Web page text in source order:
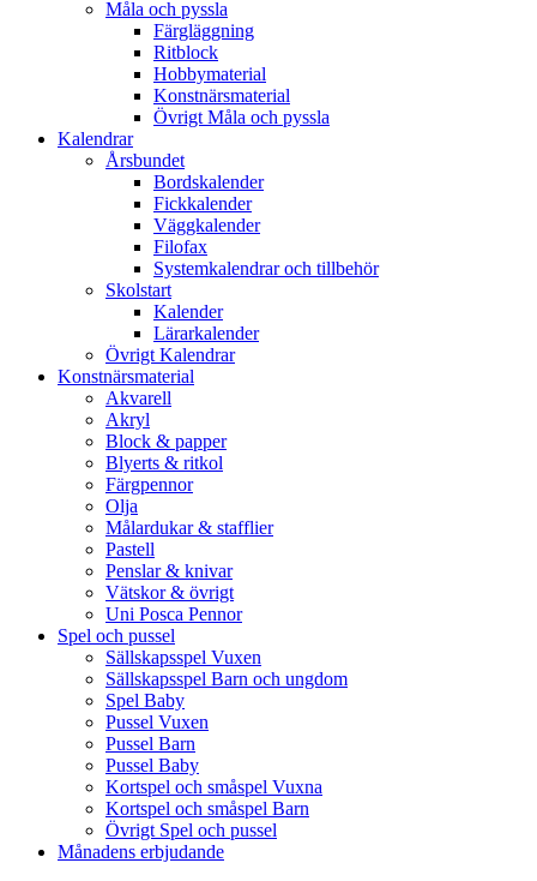
Måla och pyssla
Färgläggning
Ritblock
Hobbymaterial
Konstnärsmaterial
Övrigt Måla och pyssla
Kalendrar
Årsbundet
Bordskalender
Fickkalender
Väggkalender
Filofax
Systemkalendrar och tillbehör
Skolstart
Kalender
Lärarkalender
Övrigt Kalendrar
Konstnärsmaterial
Akvarell
Akryl
Block & papper
Blyerts & ritkol
Färgpennor
Olja
Målardukar & stafflier
Pastell
Penslar & knivar
Vätskor & övrigt
Uni Posca Pennor
Spel och pussel
Sällskapsspel Vuxen
Sällskapsspel Barn och ungdom
Spel Baby
Pussel Vuxen
Pussel Barn
Pussel Baby
Kortspel och småspel Vuxna
Kortspel och småspel Barn
Övrigt Spel och pussel
Månadens erbjudande